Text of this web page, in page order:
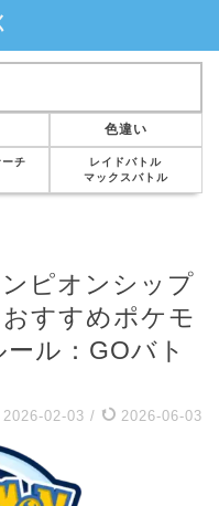
色違い
チ
レイドバトル
マックスバトル
ピオンシップ
すすめポケモ
ル：GOバト
2026-02-03 / 2026-06-03